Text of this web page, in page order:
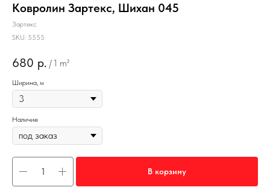
Ковролин Зартекс, Шихан 045
Зартекс
SKU: 5555
680 р. / 1 m²
Ширина, м
Наличие
В корзину